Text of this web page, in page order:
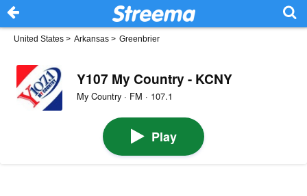
United States > Arkansas > Greenbrier
Y107 My Country - KCNY
My Country · FM · 107.1
Play